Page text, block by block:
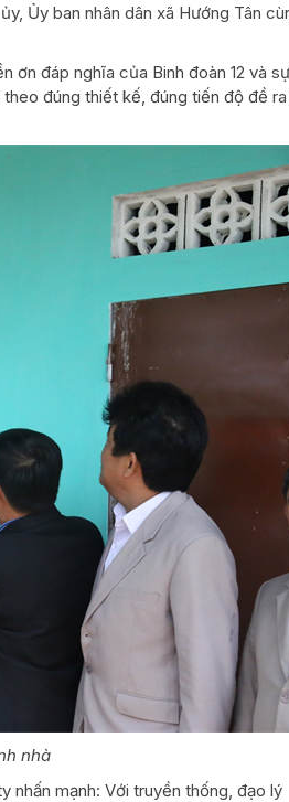
Ủy ban nhân dân xã Hướng Tân
ơn đáp nghĩa của Binh đoàn 12 và
đúng thiết kế, đúng tiến độ đề ra
nhà
nhấn mạnh: Với truyền thống, đạo lý